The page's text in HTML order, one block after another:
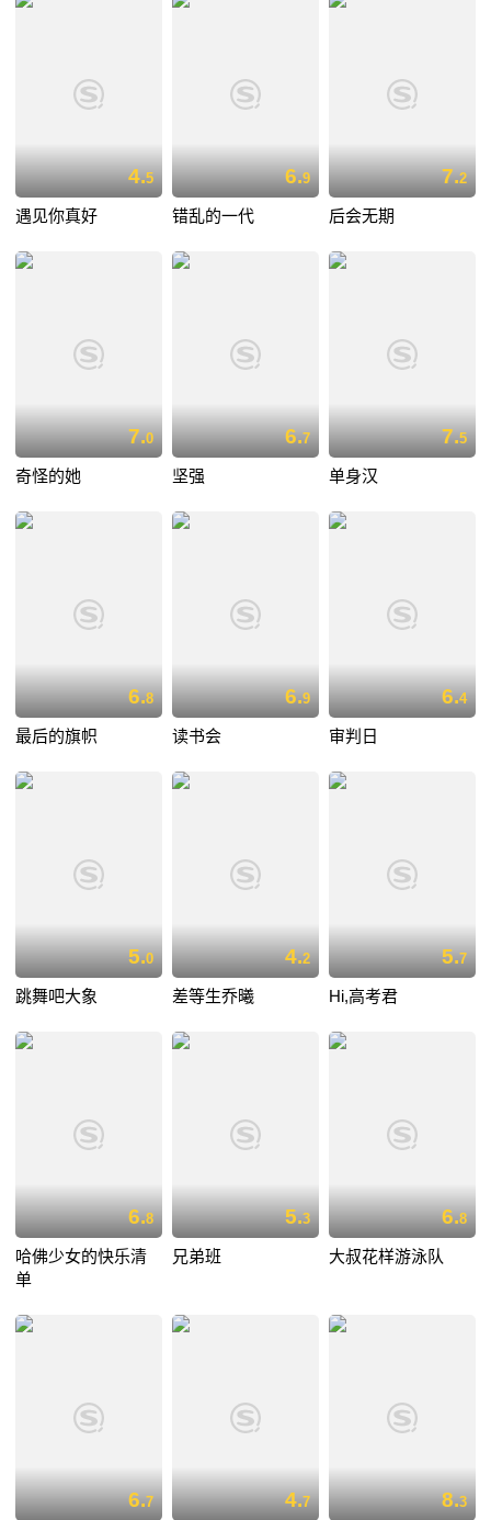
4.5
遇见你真好
6.9
错乱的一代
7.2
后会无期
7.0
奇怪的她
6.7
坚强
7.5
单身汉
6.8
最后的旗帜
6.9
读书会
6.4
审判日
5.0
跳舞吧大象
4.2
差等生乔曦
5.7
Hi,高考君
6.8
哈佛少女的快乐清
单
5.3
兄弟班
6.8
大叔花样游泳队
6.7 4.7 8.3